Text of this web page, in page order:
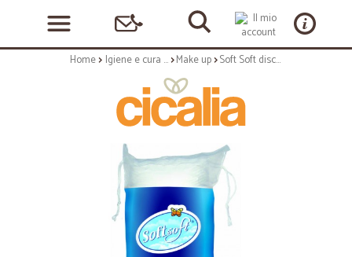
Home Igiene e cura personale Make up Soft Soft dischetti levatrucco x 80